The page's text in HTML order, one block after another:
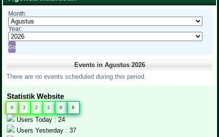
Month:
Year:
Events in Agustus 2026
There are no events scheduled during this period.
Statistik Website
0 2 2 5 0 8
Users Today : 24
Users Yesterday : 37